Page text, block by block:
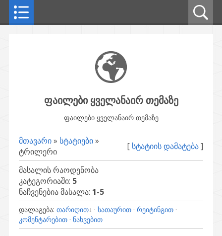
ფაილები ყველანაირ თემაზე
ფაილები ყველანაირ თემაზე
მთავარი» სტატიები»
ტრილერი
[ სტატიის დამატება]
მასალის რაოდენობა
კატეგორიაში: 5
ნაჩვენებია მასალა: 1-5
დალაგება: თარიღით · სათაურით · რეიტინგით ·
კომენტარებით · ნახვებით